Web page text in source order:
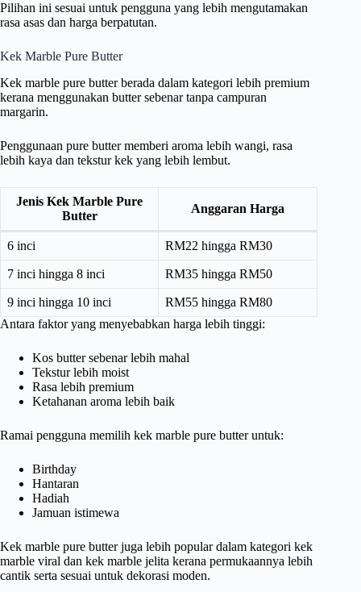
Pilihan ini sesuai untuk pengguna yang lebih mengutamakan
rasa asas dan harga berpatutan.
Kek Marble Pure Butter
Kek marble pure butter berada dalam kategori lebih premium
kerana menggunakan butter sebenar tanpa campuran
margarin.
Penggunaan pure butter memberi aroma lebih wangi, rasa
lebih kaya dan tekstur kek yang lebih lembut.
Jenis Kek Marble Pure
Butter
Anggaran Harga
6 inci RM22 hingga RM30
7 inci hingga 8 inci RM35 hingga RM50
9 inci hingga 10 inci
RM55 hingga RM80
Antara faktor yang menyebabkan harga lebih tinggi:
Kos butter sebenar lebih mahal
Tekstur lebih moist
Rasa lebih premium
Ketahanan aroma lebih baik
Ramai pengguna memilih kek marble pure butter untuk:
Birthday
Hantaran
Hadiah
Jamuan istimewa
Kek marble pure butter juga lebih popular dalam kategori kek
marble viral dan kek marble jelita kerana permukaannya lebih
cantik serta sesuai untuk dekorasi moden.